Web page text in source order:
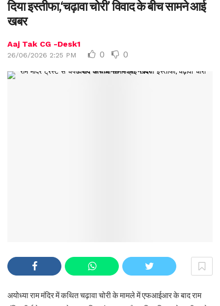
दिया इस्तीफा,‘चढ़ावा चोरी’ विवाद के बीच सामने आई
खबर
Aaj Tak CG -Desk1
26/06/2026 2:25 PM 0 0
अयोध्या राम मंदिर में कथित चढ़ावा चोरी के मामले में एफआईआर के बाद राम